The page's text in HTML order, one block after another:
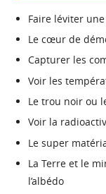
Faire léviter
Le cœur de
Capturer les
Voir les
Le trou noir ou
Voir la
Le super
La Terre et le
l’albédo